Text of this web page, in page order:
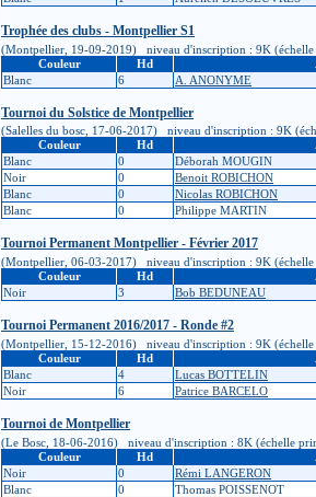
Trophée des clubs - Montpellier S1
(Montpellier, 19-09-2019) niveau d'inscription : 9K (échelle
Couleur
Hd
Blanc
6 A. ANONYME
Tournoi du Solstice de Montpellier
(Salelles du bosc, 17-06-2017) niveau d'inscription : 9K
Couleur
Hd
Blanc
0 Déborah MOUGIN
Noir
0 Benoit ROBICHON
Blanc
0 Nicolas ROBICHON
Blanc
0 Philippe MARTIN
Tournoi Permanent Montpellier - Février 2017
(Montpellier, 06-03-2017) niveau d'inscription : 9K (échelle
Couleur
Hd
Noir
3 Bob BEDUNEAU
Tournoi Permanent 2016/2017 - Ronde #2
(Montpellier, 15-12-2016) niveau d'inscription : 9K (échelle
Couleur
Hd
Blanc
4 Lucas BOTTELIN
Noir
6 Patrice BARCELO
Tournoi de Montpellier
(Le Bosc, 18-06-2016) niveau d'inscription : 8K (échelle
Couleur
Hd
Noir
0 Rémi LANGERON
Blanc
0 Thomas POISSENOT